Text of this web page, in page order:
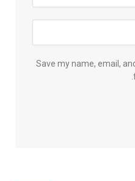
Save my name, email,